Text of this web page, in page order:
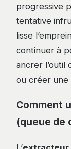
progressive
tentative
lisse
continuer à
ancrer l’outil
ou créer une
Comment
(queue de